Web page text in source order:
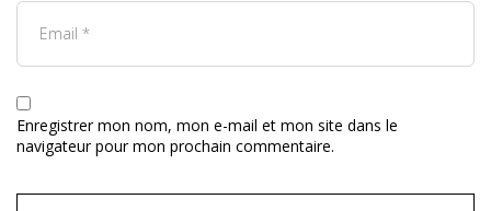
Enregistrer mon nom, mon e-mail et mon site dans le
navigateur pour mon prochain commentaire.